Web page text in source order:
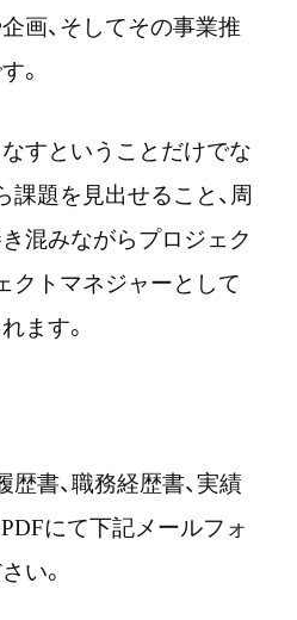
画、そしてその事業推
。
すということだけでな
課題を見出せること、周
混みながらプロジェク
クトマネジャーとして
ます。
書、職務経歴書、実績
PDFにて下記メールフォ
い。